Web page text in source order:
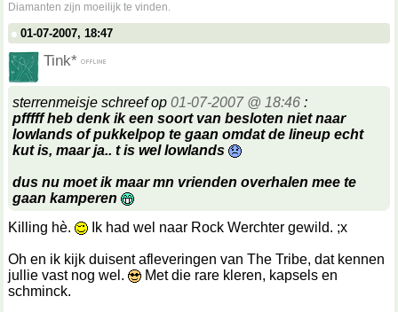
Diamanten zijn moeilijk te vinden.
01-07-2007, 18:47
Tink*
sterrenmeisje schreef op 01-07-2007 @ 18:46 :
pfffff heb denk ik een soort van besloten niet naar
lowlands of pukkelpop te gaan omdat de lineup echt
kut is, maar ja.. t is wel lowlands
dus nu moet ik maar mn vrienden overhalen mee te
gaan kamperen
Killing hè.
Ik had wel naar Rock Werchter gewild. ;x
Oh en ik kijk duisent afleveringen van The Tribe, dat kennen
jullie vast nog wel.
Met die rare kleren, kapsels en
schminck.